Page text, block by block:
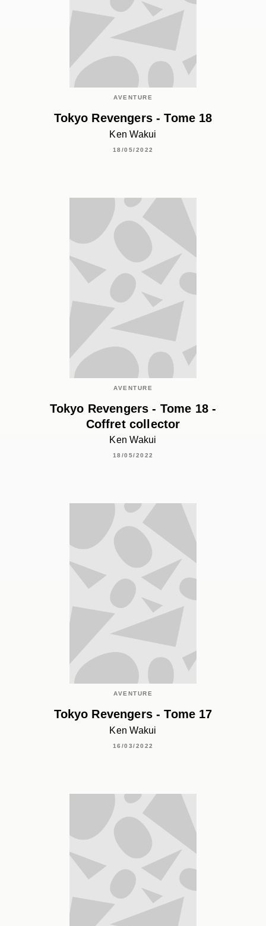
AVENTURE
Tokyo Revengers - Tome 18
Ken Wakui
18/05/2022
AVENTURE
Tokyo Revengers - Tome 18 -
Coffret collector
Ken Wakui
18/05/2022
AVENTURE
Tokyo Revengers - Tome 17
Ken Wakui
16/03/2022